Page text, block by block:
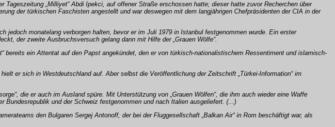
„Milliyet“ Abdi Ipekci, auf offener Straße erschossen hatte; dieser hatte zuvor Recherchen über
der türkischen Faschisten angestellt und war deswegen mit dem langjährigen Chefpräsidenten der CIA in der
monatelang verborgen halten, bevor er im Juli 1979 in Istanbul festgenommen wurde. Ein erster
der zweite Ausbruchsversuch gelang dann mit Hilfe der „Grauen Wölfe“.
ein Attentat auf den Papst angekündet, den er von türkisch-nationalistischem Ressentiment und islamisch-
er sich in Westdeutschland auf. Aber selbst die Veröffentlichung der Zeitschrift „Türkei-Information“ im
die er auch im Ausland spüre. Mit Unterstützung von „Grauen Wölfen“, die ihm auch wieder eine Waffe
und der Schweiz festgenommen und nach Italien ausgeliefert. (...)
den Bulgaren Sergej Antonoff, der bei der Fluggesellschaft „Balkan Air“ in Rom beschäftigt war, als